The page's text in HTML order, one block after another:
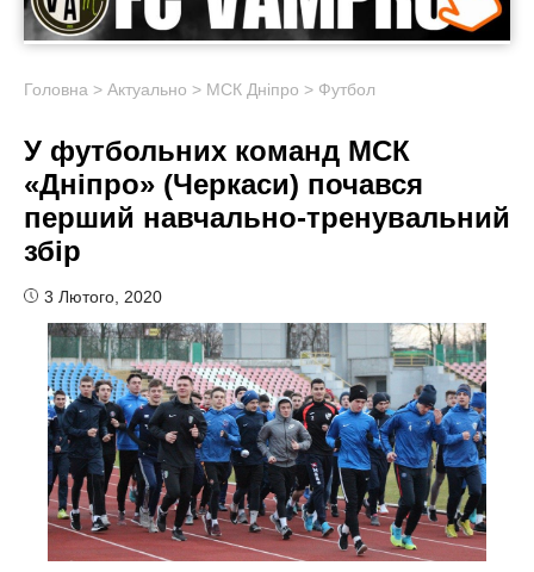
Головна > Актуально > МСК Дніпро > Футбол
У футбольних команд МСК
«Дніпро» (Черкаси) почався
перший навчально-тренувальний
збір
3 Лютого, 2020